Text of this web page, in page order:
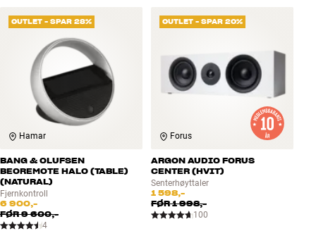
OUTLET - SPAR 28%
Hamar
BANG & OLUFSEN
BEOREMOTE HALO (TABLE)
(NATURAL)
Fjernkontroll
6 900,-
FØR9 600,-
4
OUTLET - SPAR 20%
Forus
ARGON AUDIO FORUS
CENTER (HVIT)
Senterhøyttaler
1 598,-
FØR1 998,-
100